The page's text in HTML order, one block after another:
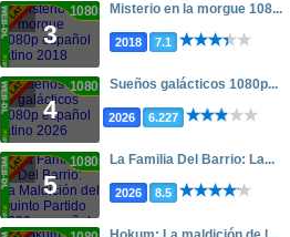
3
1080p Misterio en la morgue 108...
2018 7.1
4
1080p Sueños galácticos 1080p...
2026 6.227
5
1080p La Familia Del Barrio: La...
2026 8.5